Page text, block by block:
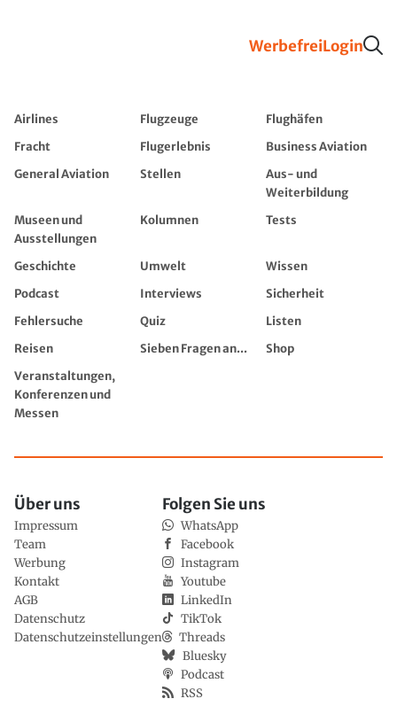
WerbefreiLogin
Airlines Flugzeuge
Flughäfen
Fracht
Flugerlebnis
Business Aviation
General Aviation
Stellen
Aus- und
Weiterbildung
Museen und
Ausstellungen
Kolumnen Tests
Geschichte Umwelt
Wissen
Podcast
Interviews
Sicherheit
Fehlersuche
Quiz
Listen
Reisen
Sieben Fragen an...
Shop
Veranstaltungen,
Konferenzen und
Messen
Über uns
Impressum
Team
Werbung
Kontakt
AGB
Datenschutz
Datenschutzeinstellungen
Folgen Sie uns
WhatsApp
Facebook
Instagram
Youtube
LinkedIn
TikTok
Threads
Bluesky
Podcast
RSS